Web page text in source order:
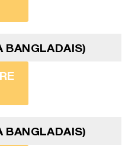
BANGLADAIS)
BANGLADAIS)